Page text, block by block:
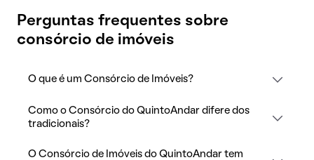
Perguntas frequentes sobre
consórcio de imóveis
O que é um Consórcio de Imóveis?
Como o Consórcio do QuintoAndar difere dos
tradicionais?
O Consórcio de Imóveis do QuintoAndar tem